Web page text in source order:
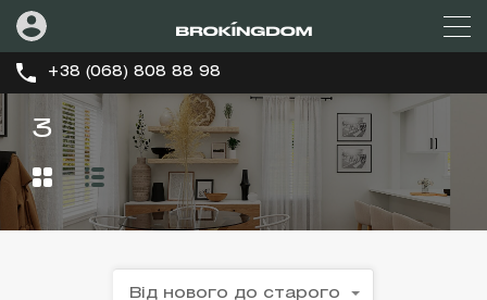
+38 (068) 808 88 98
3
Від нового до старого